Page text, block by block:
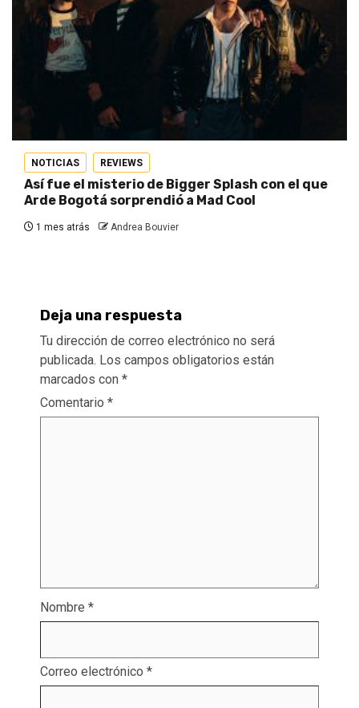
NOTICIAS REVIEWS
Así fue el misterio de Bigger Splash con el que
Arde Bogotá sorprendió a Mad Cool
1 mes atrás Andrea Bouvier
Deja una respuesta
Tu dirección de correo electrónico no será
publicada. Los campos obligatorios están
marcados con *
Comentario *
Nombre *
Correo electrónico *